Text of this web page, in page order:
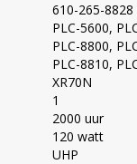
610-265-
PLC-5600,
PLC-8800,
PLC-8810,
XR70N
1
2000 uur
120 watt
UHP